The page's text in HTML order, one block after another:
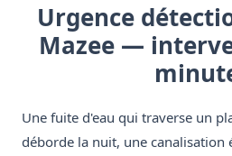
Urgence
Mazee —
Une fuite d'eau qui traverse un
déborde la nuit, une canalisation